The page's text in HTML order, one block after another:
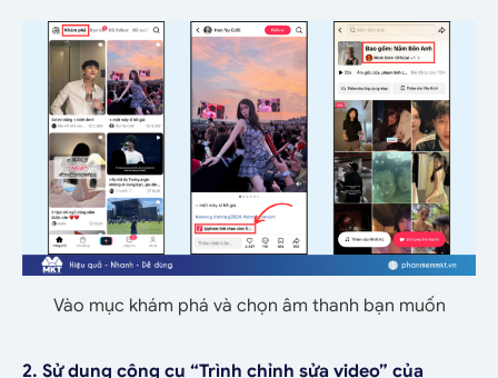
Vào mục khám phá và chọn âm thanh bạn muốn
2. Sử dụng công cụ “Trình chỉnh sửa video” của